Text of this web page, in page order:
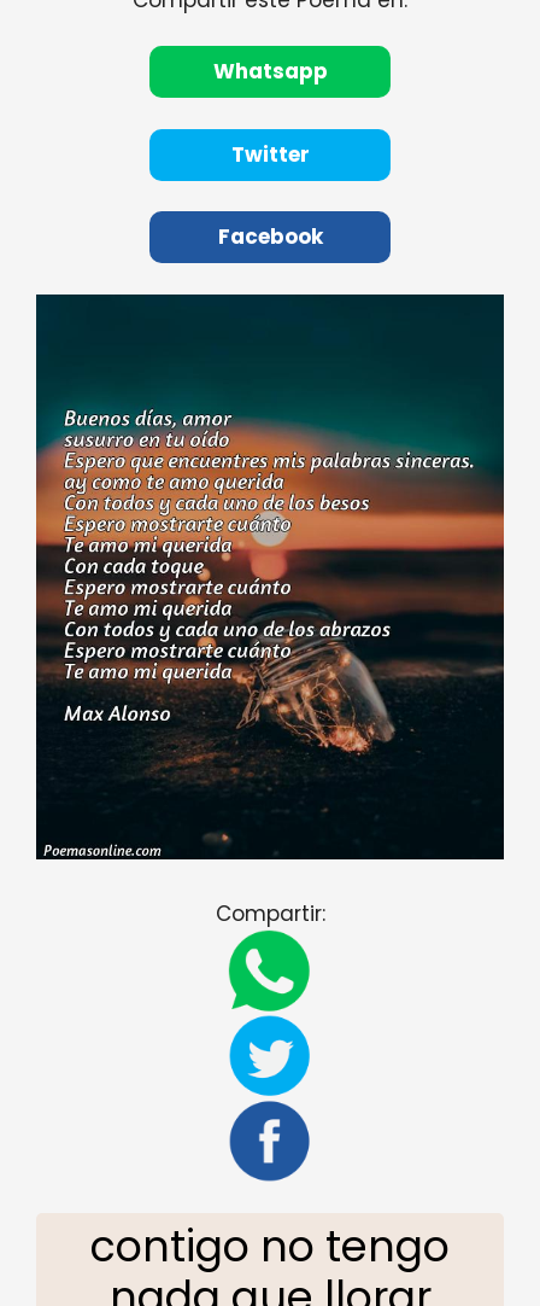
Whatsapp
Twitter
Facebook
Compartir:
contigo no tengo